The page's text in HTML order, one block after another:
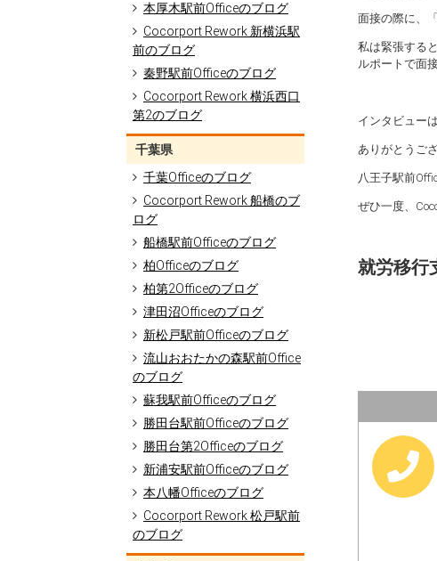
本厚木駅前Officeのブログ
Cocorport Rework 新横浜駅
前のブログ
秦野駅前Officeのブログ
Cocorport Rework 横浜西口
第2のブログ
千葉県
千葉Officeのブログ
Cocorport Rework 船橋のブ
ログ
船橋駅前Officeのブログ
柏Officeのブログ
柏第2Officeのブログ
津田沼Officeのブログ
新松戸駅前Officeのブログ
流山おおたかの森駅前Office
のブログ
蘇我駅前Officeのブログ
勝田台駅前Officeのブログ
勝田台第2Officeのブログ
新浦安駅前Officeのブログ
本八幡Officeのブログ
Cocorport Rework 松戸駅前
のブログ
面接の際に、
私は緊張する
ルポートで面
インタビュー
ありがとうご
八王子駅前
ぜひ一度、
就労移行